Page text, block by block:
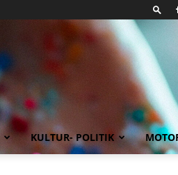
KULTUR- POLITIK